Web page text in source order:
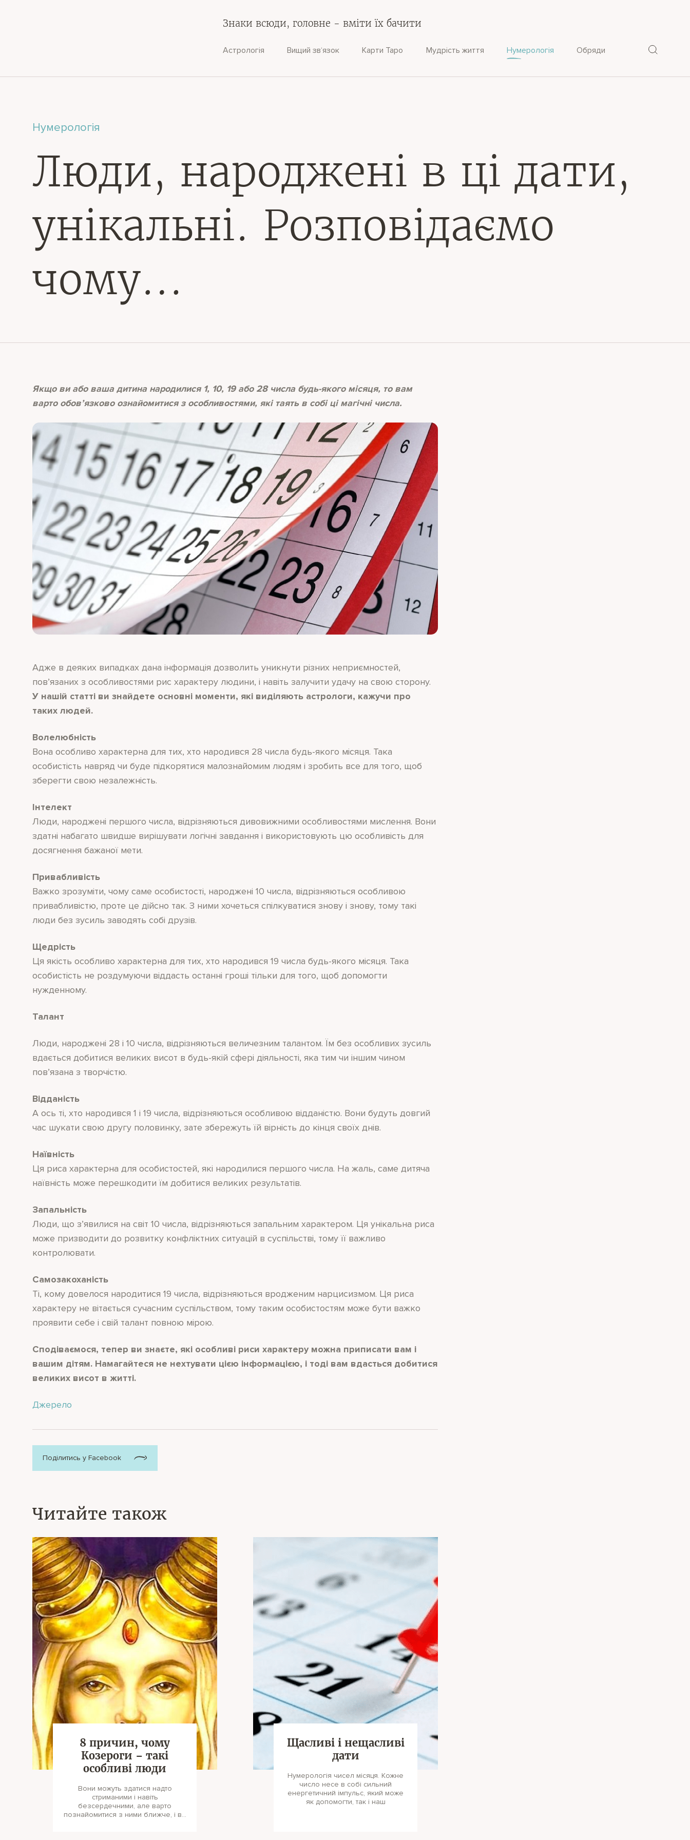
Знаки всюди, головне - вміти їх бачити
Астрологія Вищий зв‘язок Карти Таро Мудрість життя Нумерологія Обряди
Нумерологія
Люди, народжені в ці дати,
унікальні. Розповідаємо
чому…
Якщо ви або ваша дитина народилися 1, 10, 19 або 28 числа будь-якого місяця, то вам
варто обов’язково ознайомитися з особливостями, які таять в собі ці магічні числа.
Адже в деяких випадках дана інформація дозволить уникнути різних неприємностей,
пов’язаних з особливостями рис характеру людини, і навіть залучити удачу на свою сторону.
У нашій статті ви знайдете основні моменти, які виділяють астрологи, кажучи про
таких людей.
Волелюбність
Вона особливо характерна для тих, хто народився 28 числа будь-якого місяця. Така
особистість навряд чи буде підкорятися малознайомим людям і зробить все для того, щоб
зберегти свою незалежність.
Інтелект
Люди, народжені першого числа, відрізняються дивовижними особливостями мислення. Вони
здатні набагато швидше вирішувати логічні завдання і використовують цю особливість для
досягнення бажаної мети.
Привабливість
Важко зрозуміти, чому саме особистості, народжені 10 числа, відрізняються особливою
привабливістю, проте це дійсно так. З ними хочеться спілкуватися знову і знову, тому такі
люди без зусиль заводять собі друзів.
Щедрість
Ця якість особливо характерна для тих, хто народився 19 числа будь-якого місяця. Така
особистість не роздумуючи віддасть останні гроші тільки для того, щоб допомогти
нужденному.
Талант
Люди, народжені 28 і 10 числа, відрізняються величезним талантом. Їм без особливих зусиль
вдається добитися великих висот в будь-якій сфері діяльності, яка тим чи іншим чином
пов’язана з творчістю.
Відданість
А ось ті, хто народився 1 і 19 числа, відрізняються особливою відданістю. Вони будуть довгий
час шукати свою другу половинку, зате збережуть їй вірність до кінця своїх днів.
Наївність
Ця риса характерна для особистостей, які народилися першого числа. На жаль, саме дитяча
наївність може перешкодити їм добитися великих результатів.
Запальність
Люди, що з’явилися на світ 10 числа, відрізняються запальним характером. Ця унікальна риса
може призводити до розвитку конфліктних ситуацій в суспільстві, тому її важливо
контролювати.
Самозакоханість
Ті, кому довелося народитися 19 числа, відрізняються вродженим нарцисизмом. Ця риса
характеру не вітається сучасним суспільством, тому таким особистостям може бути важко
проявити себе і свій талант повною мірою.
Сподіваємося, тепер ви знаєте, які особливі риси характеру можна приписати вам і
вашим дітям. Намагайтеся не нехтувати цією інформацією, і тоді вам вдасться добитися
великих висот в житті.
Джерело
Поділитись у Facebook
Читайте також
8 причин, чому
Козероги – такі
особливі люди
Вони можуть здатися надто
стриманими і навіть
безсердечними, але варто
познайомитися з ними ближче, і ви
Щасливі і нещасливі
дати
Нумерологія чисел місяця. Кожне
число несе в собі сильний
енергетичний імпульс, який може
як допомогти, так і наш